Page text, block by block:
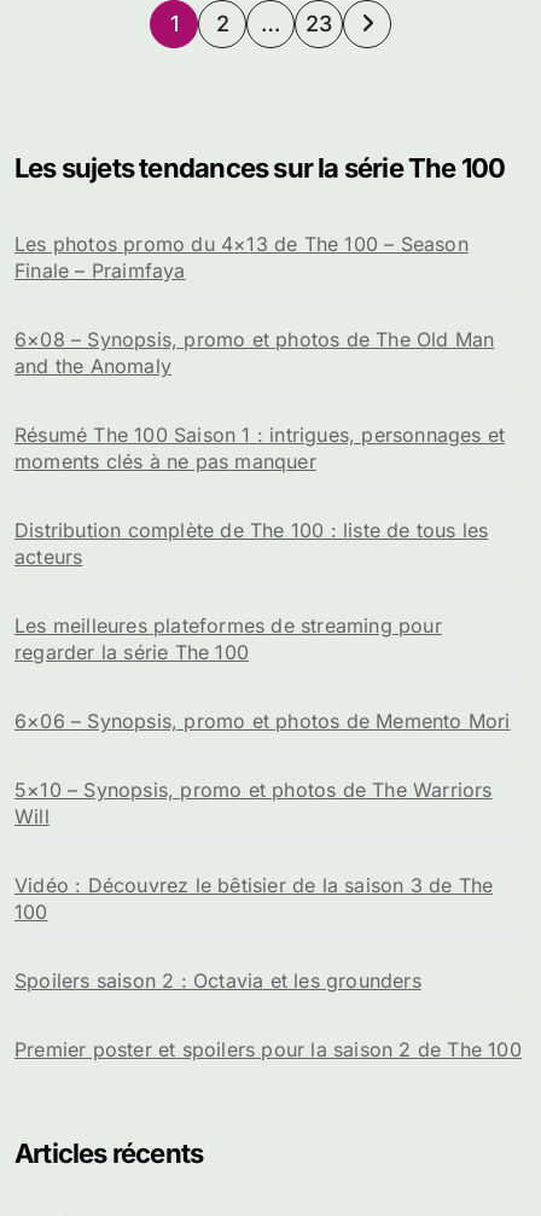
Pagination
1 2 … 23
Les sujets tendances sur la série The 100
Les photos promo du 4×13 de The 100 – Season
Finale – Praimfaya
6×08 – Synopsis, promo et photos de The Old Man
and the Anomaly
Résumé The 100 Saison 1 : intrigues, personnages et
moments clés à ne pas manquer
Distribution complète de The 100 : liste de tous les
acteurs
Les meilleures plateformes de streaming pour
regarder la série The 100
6×06 – Synopsis, promo et photos de Memento Mori
5×10 – Synopsis, promo et photos de The Warriors
Will
Vidéo : Découvrez le bêtisier de la saison 3 de The
100
Spoilers saison 2 : Octavia et les grounders
Premier poster et spoilers pour la saison 2 de The 100
Articles récents